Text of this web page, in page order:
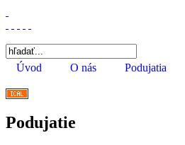
Úvod O nás Podujatia
Podujatie